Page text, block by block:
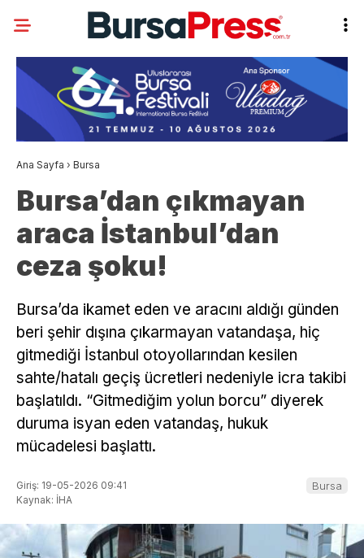
Ana Sayfa › Bursa
Bursa’dan çıkmayan
araca İstanbul’dan
ceza şoku!
Bursa’da ikamet eden ve aracını aldığı günden
beri şehir dışına çıkarmayan vatandaşa, hiç
gitmediği İstanbul otoyollarından kesilen
sahte/hatalı geçiş ücretleri nedeniyle icra takibi
başlatıldı. “Gitmediğim yolun borcu” diyerek
duruma isyan eden vatandaş, hukuk
mücadelesi başlattı.
Giriş: 19-05-2026 09:41
Kaynak: İHA
Bursa